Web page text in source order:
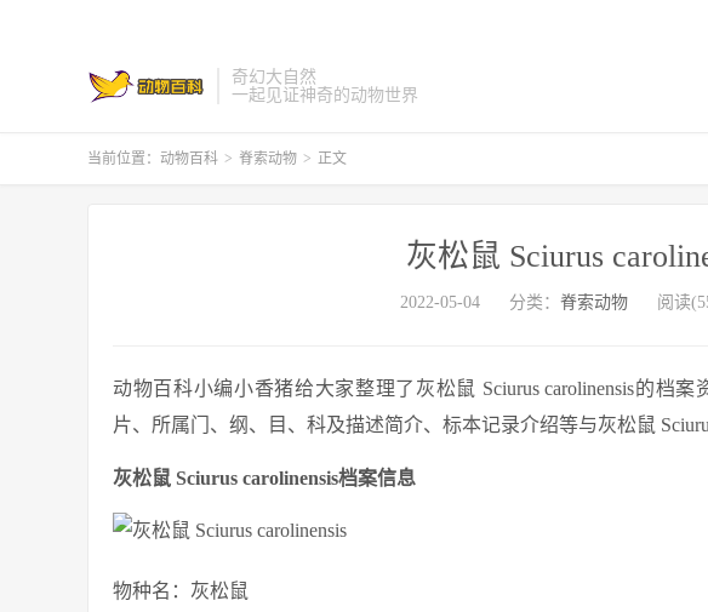
奇幻大自然
一起见证神奇的动物世界
当前位置： 动物百科 > 脊索动物 > 正文
灰松鼠 Sciurus
2022-05-04 分类： 脊索动物 阅读
动物百科小编小香猪给大家整理了灰松鼠 Sciurus carolinensis的档案
片、所属门、纲、目、科及描述简介、标本记录介绍等与灰松鼠
灰松鼠 Sciurus carolinensis档案信息
物种名：灰松鼠